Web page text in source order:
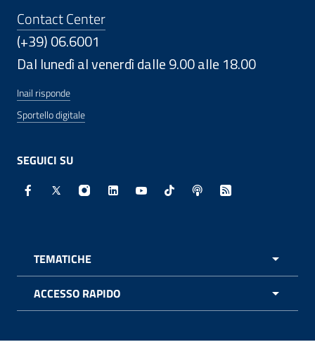
Contact Center
(+39) 06.6001
Dal lunedì al venerdì dalle 9.00 alle 18.00
Inail risponde
Sportello digitale
SEGUICI SU
Facebook - Sito esterno - Apertura in nuova finestra
X - Sito esterno - Apertura in nuova finestra
Instagram - Sito esterno - Apertura in
Linkedin - Sito esterno - Apertura in
Youtube - Sito esterno -
TikTok - Sito esterno -
Spreaker - Sito
Feed RSS -
TEMATICHE
ACCESSO RAPIDO